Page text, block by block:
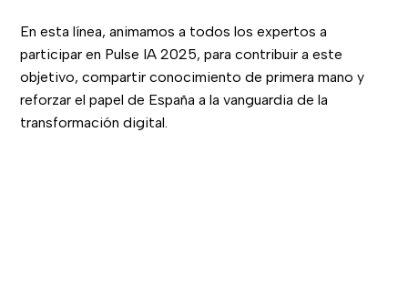
En esta línea, animamos a todos los expertos a
participar en Pulse IA 2025, para contribuir a este
objetivo, compartir conocimiento de primera mano y
reforzar el papel de España a la vanguardia de la
transformación digital.